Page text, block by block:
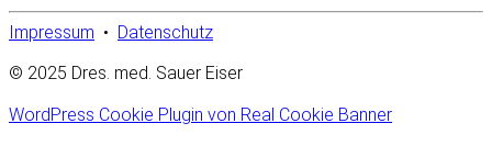
Impressum • Datenschutz
© 2025 Dres. med. Sauer Eiser
WordPress Cookie Plugin von Real Cookie Banner